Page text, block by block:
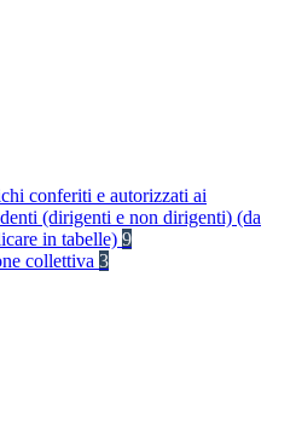
conferiti e autorizzati ai
(dirigenti e non dirigenti) (da
in tabelle) 9
collettiva 3